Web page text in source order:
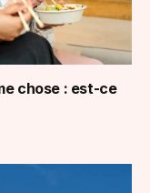
chose : est-ce